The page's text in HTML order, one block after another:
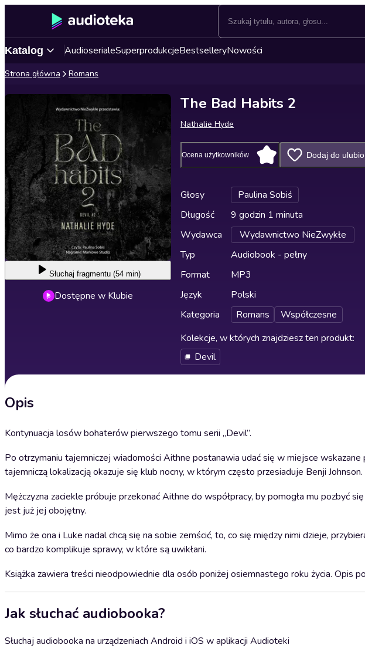
Katalog AudioserialeSuperprodukcjeBestselleryNowości
Strona główna Romans
Słuchaj fragmentu (54 min)
Dostępne w Klubie
The Bad Habits 2
Nathalie Hyde
Ocena użytkowników Dodaj do
Głosy
Paulina Sobiś
Długość
9 godzin 1 minuta
Wydawca
Wydawnictwo NieZwykłe
Typ
Audiobook - pełny
Format
MP3
Język
Polski
Kategoria
Romans
Współczesne
Kolekcje, w których znajdziesz ten produkt:
Devil
Opis
Kontynuacja losów bohaterów pierwszego tomu serii „Devil”.
Po otrzymaniu tajemniczej wiadomości Aithne postanawia udać się w miejsce
tajemniczą lokalizacją okazuje się klub nocny, w którym często przesiaduje Benji
Mężczyzna zaciekle próbuje przekonać Aithne do współpracy, by pomogła mu pozbyć
jest już jej obojętny.
Mimo że ona i Luke nadal chcą się na sobie zemścić, to, co się między nimi dzieje,
co bardzo komplikuje sprawy, w które są uwikłani.
Książka zawiera treści nieodpowiednie dla osób poniżej osiemnastego roku życia. Opis
Jak słuchać audiobooka?
Słuchaj audiobooka na urządzeniach Android i iOS w aplikacji Audioteki